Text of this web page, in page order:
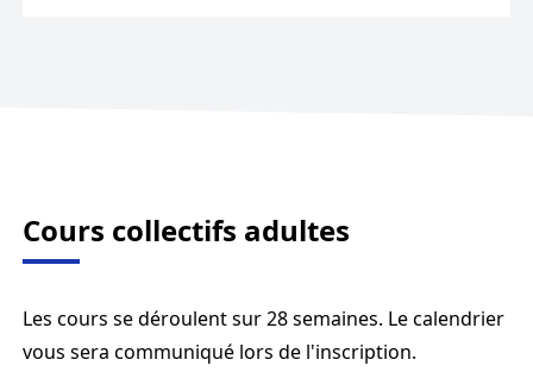
Cours collectifs adultes
Les cours se déroulent sur 28 semaines. Le calendrier
vous sera communiqué lors de l'inscription.